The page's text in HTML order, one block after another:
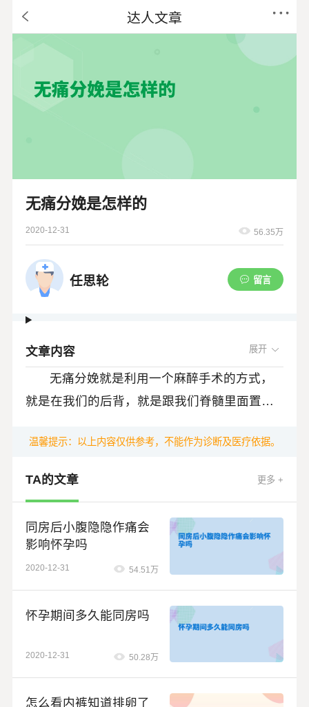
达人文章
无痛分娩是怎样的
2020-12-31 56.35万
任思轮 留言
文章内容
无痛分娩就是利用一个麻醉手术的方式，
就是在我们的后背，就是跟我们脊髓里面置一
轻我们的疼痛。
无痛分娩确实是一个非常非常好的一个措
娩痛的一个折磨。这个无痛分娩的历时非常
长，而且非常安全，在我们国家现在要求就是
三级以上的医院都要开展无痛分娩，而且无痛
分娩率要高达50%左右。一般要求教学基地的
话，我们会到40%以上。
会。无痛分娩会影响产程吗，可能会有所影
响、一般来说无痛分娩它不会增加第一产程的
时间，但是它会延长第产程大概平均15-20分
些的话，对于减轻我们的疼痛来比都算不了什
温馨提示：以上内容仅供参考，不能作为诊断及医疗依据。
TA的文章 更多 +
同房后小腹隐隐作痛会
影响怀孕吗
2020-12-31 54.51万
怀孕期间多久能同房吗
2020-12-31 50.28万
怎么看内裤知道排卵了